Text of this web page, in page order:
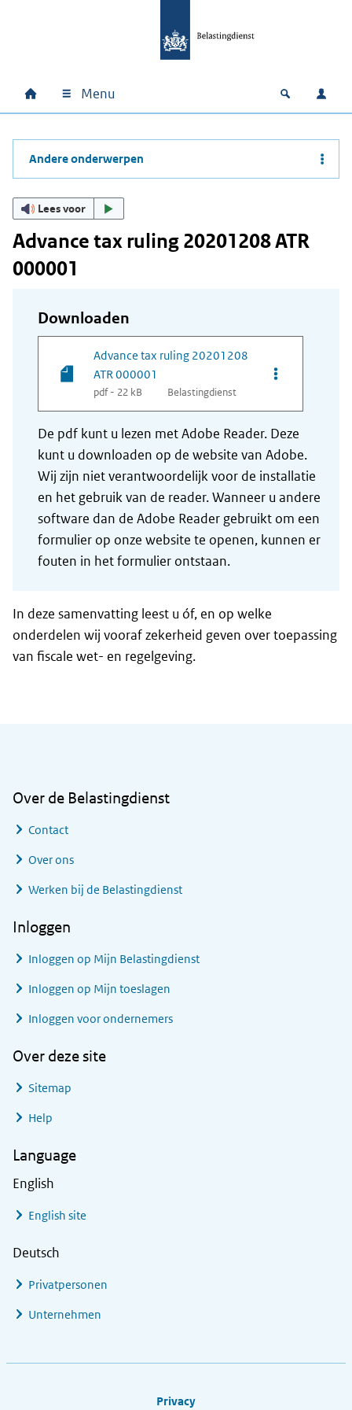
Hoofdnavigatie
Home Menu Open
Andere onderwerpen
Lees voor
Advance tax ruling 20201208 ATR
000001
Downloaden
Advance tax ruling 20201208
ATR 000001
pdf - 22 kB Belastingdienst
Opties van
De pdf kunt u lezen met Adobe Reader. Deze
kunt u downloaden op de website van Adobe.
Wij zijn niet verantwoordelijk voor de installatie
en het gebruik van de reader. Wanneer u andere
software dan de Adobe Reader gebruikt om een
formulier op onze website te openen, kunnen er
fouten in het formulier ontstaan.
In deze samenvatting leest u óf, en op welke
onderdelen wij vooraf zekerheid geven over toepassing
van fiscale wet- en regelgeving.
Over de Belastingdienst
Contact
Over ons
Werken bij de Belastingdienst
Inloggen
Inloggen op Mijn Belastingdienst
Inloggen op Mijn toeslagen
Inloggen voor ondernemers
Over deze site
Sitemap
Help
Language
English
English site
Deutsch
Privatpersonen
Unternehmen
Privacy